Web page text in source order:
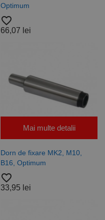
Optimum
favorite_border
66,07 lei
Mai multe detalii
Dorn de fixare MK2, M10,
B16, Optimum
favorite_border
33,95 lei